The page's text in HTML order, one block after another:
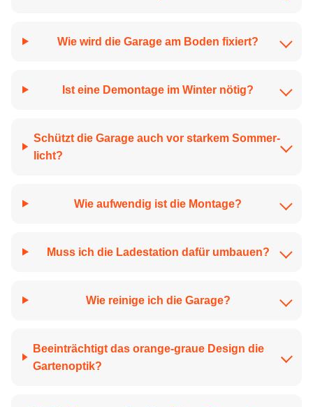
Wie wird die Garage am Boden fixiert?
Ist eine Demontage im Winter nötig?
Schützt die Garage auch vor starkem Sommer­
licht?
Wie aufwendig ist die Montage?
Muss ich die Ladestation dafür umbauen?
Wie reinige ich die Garage?
Beeinträchtigt das orange-graue Design die
Gartenoptik?